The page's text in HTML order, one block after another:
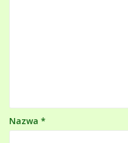
Nazwa *